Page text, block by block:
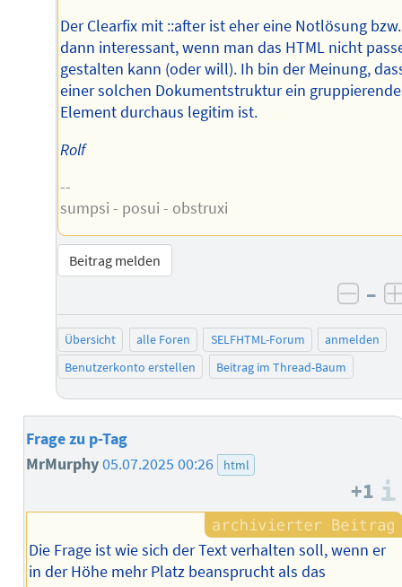
Der Clearfix mit ::after ist eher eine Notlösung bzw.
dann interessant, wenn man das HTML nicht
gestalten kann (oder will). Ih bin der Meinung,
einer solchen Dokumentstruktur ein
Element durchaus legitim ist.
Rolf
--
sumpsi - posui - obstruxi
Beitrag melden
–
Übersicht alle Foren SELFHTML-Forum
anmelden
Benutzerkonto erstellen
Beitrag im Thread-Baum
Frage zu p-Tag
MrMurphy05.07.2025 00:26 html
+1
Die Frage ist wie sich der Text verhalten soll, wenn er
in der Höhe mehr Platz beansprucht als das